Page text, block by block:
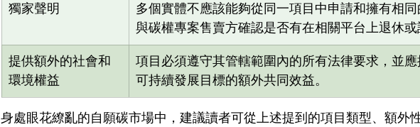
獨家聲明
多個實體不應該能夠從同一項目中申請和擁有相同
與碳權專案售賣方確認是否有在相關平台上退休或
提供額外的社會和
環境權益
項目必須遵守其管轄範圍內的所有法律要求，並
可持續發展目標的額外共同效益。
身處眼花繚亂的自願碳市場中，建議讀者可從上述提到的項目類型、額外